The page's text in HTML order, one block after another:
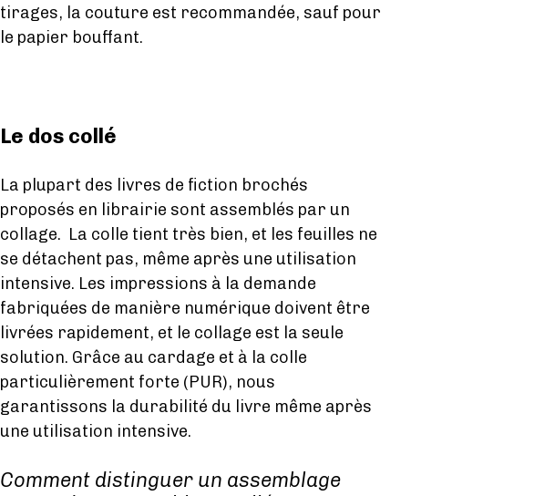
tirages, la couture est recommandée, sauf pour
le papier bouffant.
Le dos collé
La plupart des livres de fiction brochés
proposés en librairie sont assemblés par un
collage. La colle tient très bien, et les feuilles ne
se détachent pas, même après une utilisation
intensive. Les impressions à la demande
fabriquées de manière numérique doivent être
livrées rapidement, et le collage est la seule
solution. Grâce au cardage et à la colle
particulièrement forte (PUR), nous
garantissons la durabilité du livre même après
une utilisation intensive.
Comment distinguer un assemblage